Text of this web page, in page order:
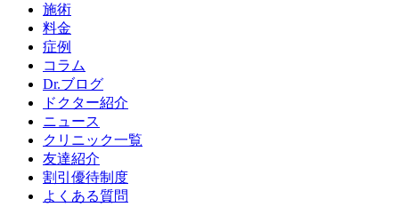
施術
料金
症例
コラム
Dr.ブログ
ドクター紹介
ニュース
クリニック一覧
友達紹介
割引優待制度
よくある質問